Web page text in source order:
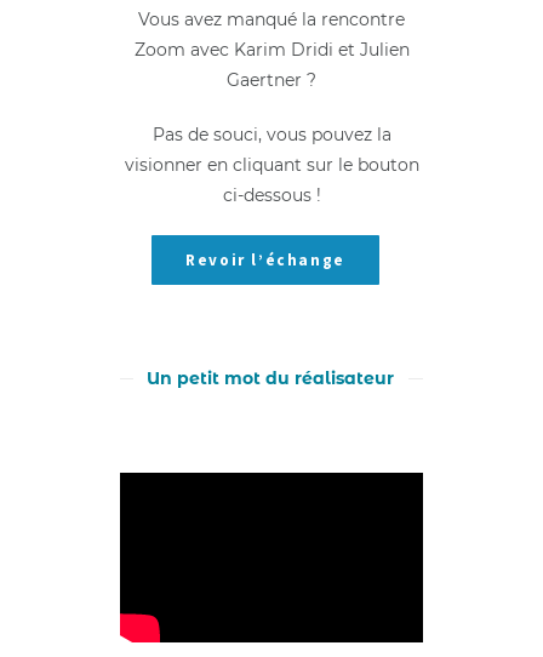
Vous avez manqué la rencontre
Zoom avec Karim Dridi et Julien
Gaertner ?
Pas de souci, vous pouvez la
visionner en cliquant sur le bouton
ci-dessous !
Revoir l’échange
Un petit mot du réalisateur